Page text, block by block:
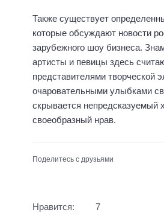
Также существует
которые обсуждают новости
зарубежного шоу бизнеса.
артисты и певицы здесь
представителями творческой
очаровательными улыбками
скрывается непредсказуемый
своеобразный нрав.
Поделитесь с друзьями
Нравится: 7